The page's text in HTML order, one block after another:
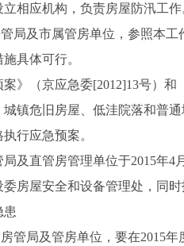
相应机构，负责房屋防汛工作
局及市属管房单位，参照本
具体可行。
》（京应急委[2012]13号）
镇危旧房屋、低洼院落和普
行应急预案。
及直管房管理单位于2015年
房屋安全和设备管理处，同时
患
管局及管房单位，要在2015